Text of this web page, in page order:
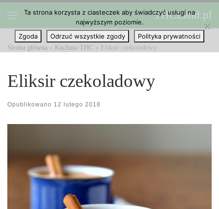
Przejdź do treści THCLand.pl
Strona główna » Kuchnia THC » Eliksir czekoladowy
Eliksir czekoladowy
Opublikowano 12 lutego 2018
Ta strona korzysta z ciasteczek aby świadczyć usługi na
najwyższym poziomie.
Zgoda
Odrzuć wszystkie zgody Polityka prywatności